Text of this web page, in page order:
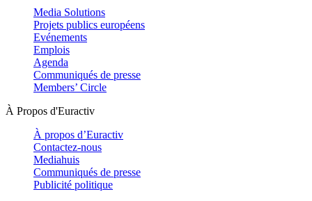
Media Solutions
Projets publics européens
Evénements
Emplois
Agenda
Communiqués de presse
Members’ Circle
À Propos d'Euractiv
À propos d’Euractiv
Contactez-nous
Mediahuis
Communiqués de presse
Publicité politique